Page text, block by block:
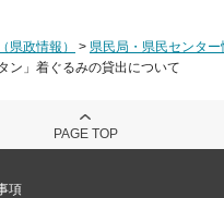
県政情報） > 県民局・県民センター
ン」着ぐるみの貸出について
PAGE TOP
項